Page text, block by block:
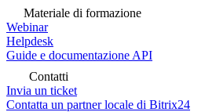
Materiale di formazione
Webinar
Helpdesk
Guide e documentazione API
Contatti
Invia un ticket
Contatta un partner locale di Bitrix24